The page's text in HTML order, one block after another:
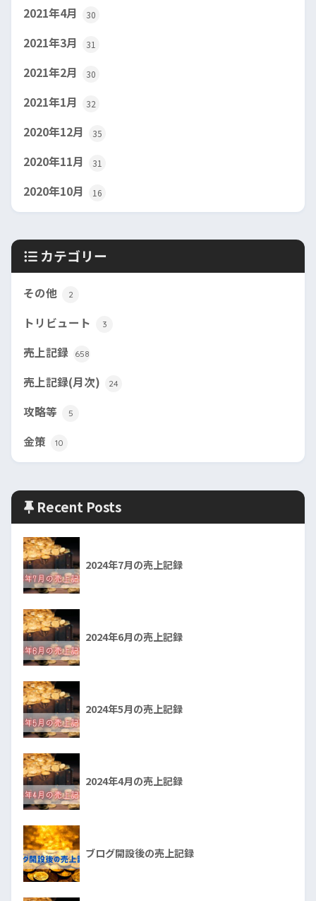
2021年4月 30
2021年3月 31
2021年2月 30
2021年1月 32
2020年12月 35
2020年11月 31
2020年10月 16
カテゴリー
その他 2
トリビュート 3
売上記録 658
売上記録(月次) 24
攻略等 5
金策 10
Recent Posts
2024年7月の売上記録
2024年6月の売上記録
2024年5月の売上記録
2024年4月の売上記録
ブログ開設後の売上記録